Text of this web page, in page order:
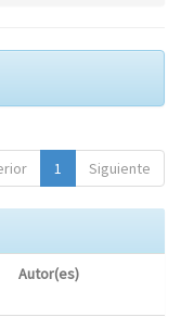
1 Siguiente
Autor(es)